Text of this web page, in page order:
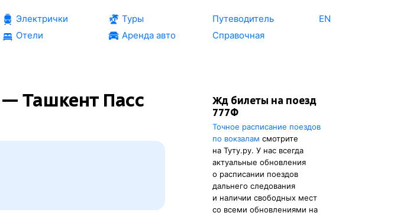
Электрички
Отели
Туры
Аренда авто
Путеводитель
Справочная
EN
Ташкент Пасс
Жд билеты на поезд
777Ф
Точное расписание поездов
по вокзалам смотрите
на Туту.ру. У нас всегда
актуальные обновления
о расписании поездов
дальнего следования
и наличии свободных мест
со всеми обновлениями на